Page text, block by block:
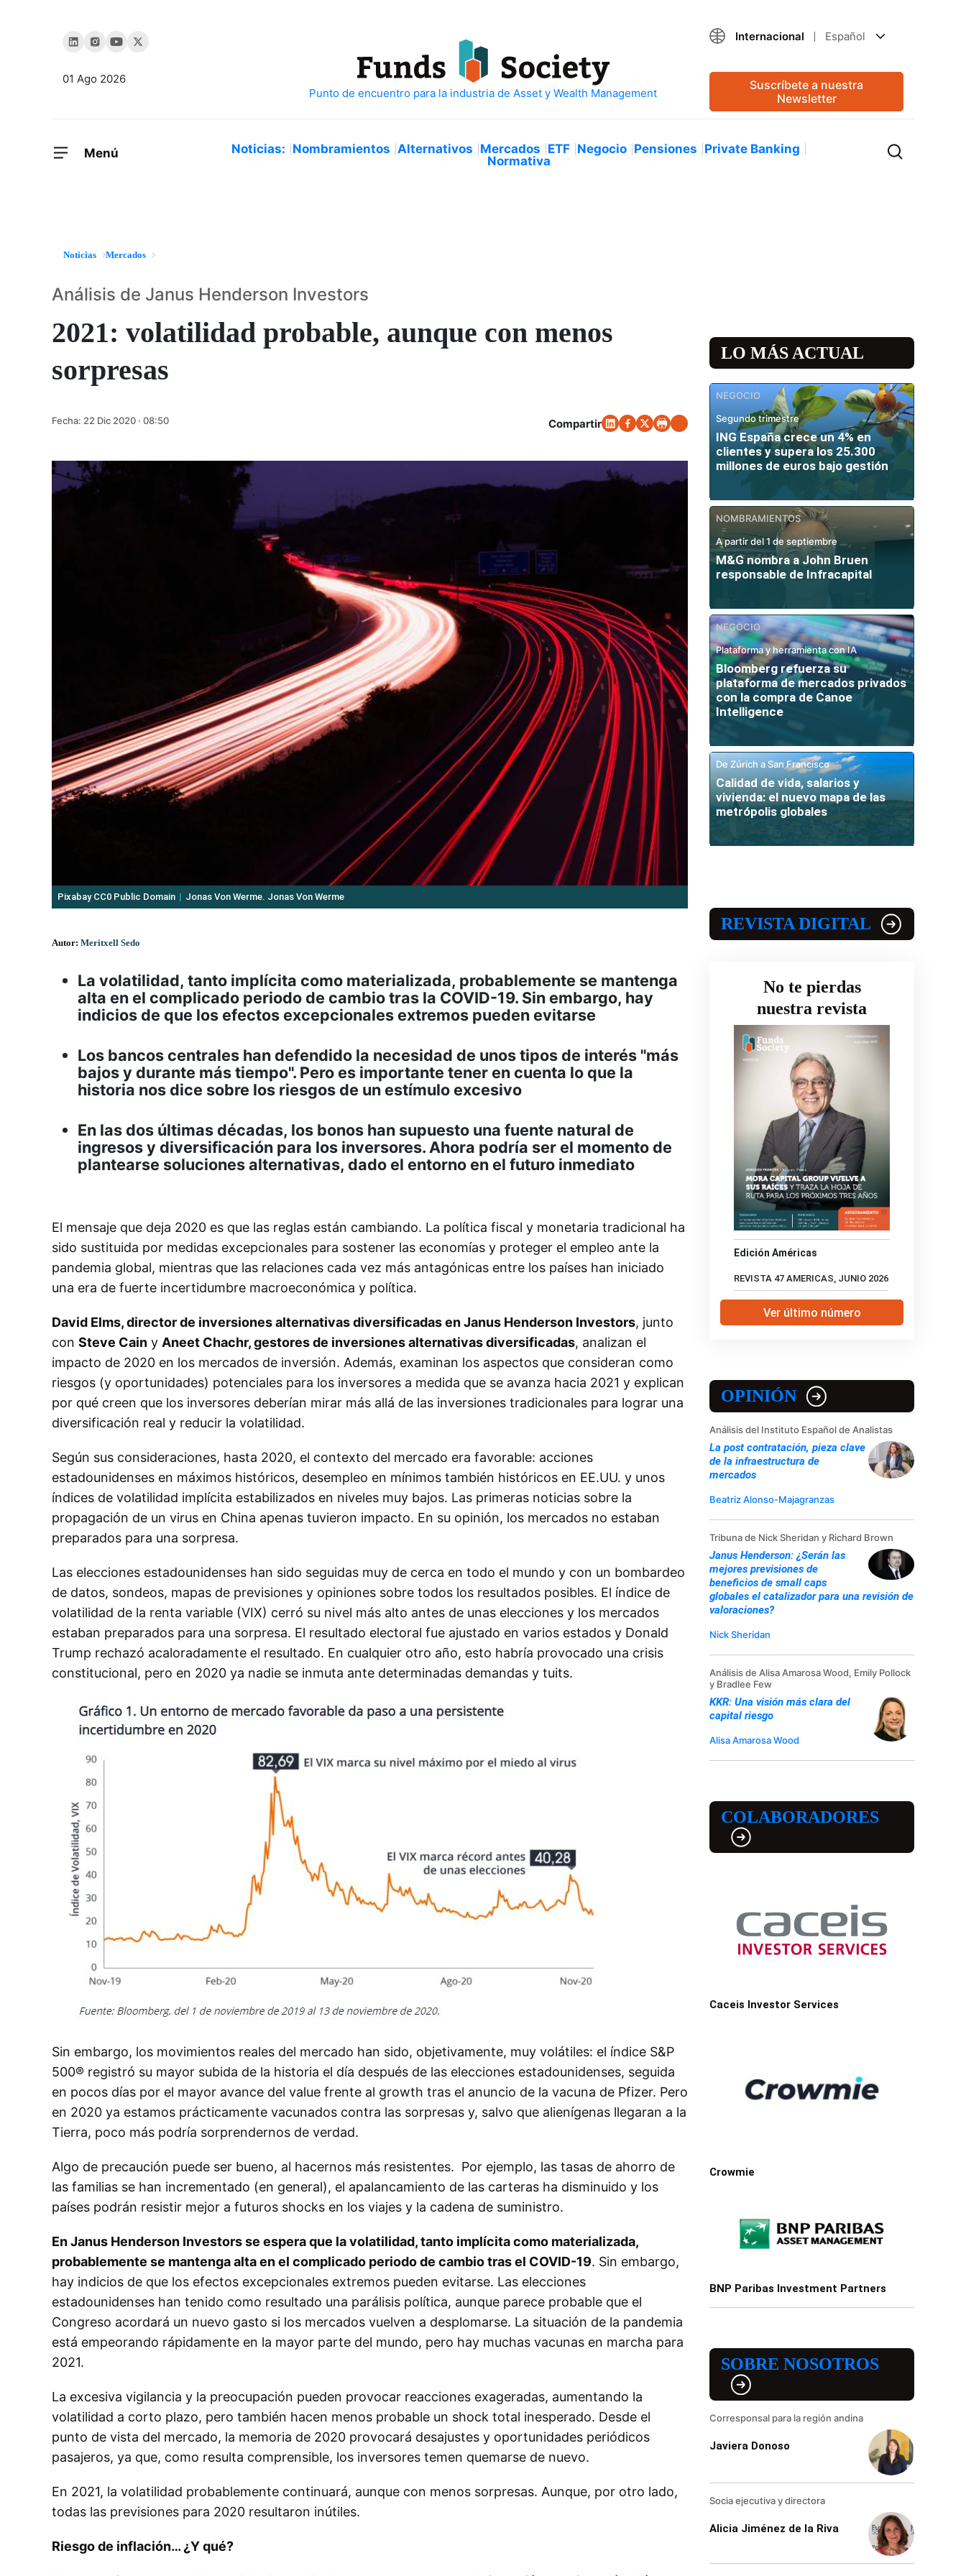
01 Ago 2026
Internacional Español
Suscríbete a nuestra
Newsletter
Menú Noticias: Nombramientos Alternativos Mercados ETF Negocio Pensiones Private Banking
Normativa
Noticias Mercados
2021: volatilidad probable, aunque con menos
sorpresas
Análisis de Janus Henderson Investors
Fecha: 22 Dic 2020 · 08:50 Compartir
Pixabay CC0 Public Domain Jonas Von Werme. Jonas Von Werme
Autor: Meritxell Sedo
La volatilidad, tanto implícita como materializada, probablemente se mantenga
alta en el complicado periodo de cambio tras la COVID-19. Sin embargo, hay
indicios de que los efectos excepcionales extremos pueden evitarse
Los bancos centrales han defendido la necesidad de unos tipos de interés "más
bajos y durante más tiempo". Pero es importante tener en cuenta lo que la
historia nos dice sobre los riesgos de un estímulo excesivo
En las dos últimas décadas, los bonos han supuesto una fuente natural de
ingresos y diversificación para los inversores. Ahora podría ser el momento de
plantearse soluciones alternativas, dado el entorno en el futuro inmediato
El mensaje que deja 2020 es que las reglas están cambiando. La política fiscal y monetaria tradicional ha
sido sustituida por medidas excepcionales para sostener las economías y proteger el empleo ante la
pandemia global, mientras que las relaciones cada vez más antagónicas entre los países han iniciado
una era de fuerte incertidumbre macroeconómica y política.
David Elms, director de inversiones alternativas diversificadas en Janus Henderson Investors, junto
con Steve Cain y Aneet Chachr, gestores de inversiones alternativas diversificadas, analizan el
impacto de 2020 en los mercados de inversión. Además, examinan los aspectos que consideran como
riesgos (y oportunidades) potenciales para los inversores a medida que se avanza hacia 2021 y explican
por qué creen que los inversores deberían mirar más allá de las inversiones tradicionales para lograr una
diversificación real y reducir la volatilidad.
Según sus consideraciones, hasta 2020, el contexto del mercado era favorable: acciones
estadounidenses en máximos históricos, desempleo en mínimos también históricos en EE.UU. y unos
índices de volatilidad implícita estabilizados en niveles muy bajos. Las primeras noticias sobre la
propagación de un virus en China apenas tuvieron impacto. En su opinión, los mercados no estaban
preparados para una sorpresa.
Las elecciones estadounidenses han sido seguidas muy de cerca en todo el mundo y con un bombardeo
de datos, sondeos, mapas de previsiones y opiniones sobre todos los resultados posibles. El índice de
volatilidad de la renta variable (VIX) cerró su nivel más alto antes de unas elecciones y los mercados
estaban preparados para una sorpresa. El resultado electoral fue ajustado en varios estados y Donald
Trump rechazó acaloradamente el resultado. En cualquier otro año, esto habría provocado una crisis
constitucional, pero en 2020 ya nadie se inmuta ante determinadas demandas y tuits.
Sin embargo, los movimientos reales del mercado han sido, objetivamente, muy volátiles: el índice S&P
500® registró su mayor subida de la historia el día después de las elecciones estadounidenses, seguida
en pocos días por el mayor avance del value frente al growth tras el anuncio de la vacuna de Pfizer. Pero
en 2020 ya estamos prácticamente vacunados contra las sorpresas y, salvo que alienígenas llegaran a la
Tierra, poco más podría sorprendernos de verdad.
Algo de precaución puede ser bueno, al hacernos más resistentes. Por ejemplo, las tasas de ahorro de
las familias se han incrementado (en general), el apalancamiento de las carteras ha disminuido y los
países podrán resistir mejor a futuros shocks en los viajes y la cadena de suministro.
En Janus Henderson Investors se espera que la volatilidad, tanto implícita como materializada,
probablemente se mantenga alta en el complicado periodo de cambio tras el COVID-19. Sin embargo,
hay indicios de que los efectos excepcionales extremos pueden evitarse. Las elecciones
estadounidenses han tenido como resultado una parálisis política, aunque parece probable que el
Congreso acordará un nuevo gasto si los mercados vuelven a desplomarse. La situación de la pandemia
está empeorando rápidamente en la mayor parte del mundo, pero hay muchas vacunas en marcha para
2021.
La excesiva vigilancia y la preocupación pueden provocar reacciones exageradas, aumentando la
volatilidad a corto plazo, pero también hacen menos probable un shock total inesperado. Desde el
punto de vista del mercado, la memoria de 2020 provocará desajustes y oportunidades periódicos
pasajeros, ya que, como resulta comprensible, los inversores temen quemarse de nuevo.
En 2021, la volatilidad probablemente continuará, aunque con menos sorpresas. Aunque, por otro lado,
todas las previsiones para 2020 resultaron inútiles.
Riesgo de inflación… ¿Y qué?
LO MÁS ACTUAL
NEGOCIO
Segundo trimestre
ING España crece un 4% en
clientes y supera los 25.300
millones de euros bajo gestión
NOMBRAMIENTOS
A partir del 1 de septiembre
M&G nombra a John Bruen
responsable de Infracapital
NEGOCIO
Plataforma y herramienta con IA
Bloomberg refuerza su
plataforma de mercados privados
con la compra de Canoe
Intelligence
De Zúrich a San Francisco
Calidad de vida, salarios y
vivienda: el nuevo mapa de las
metrópolis globales
REVISTA DIGITAL
No te pierdas
nuestra revista
Edición Américas
REVISTA 47 AMERICAS, JUNIO 2026
Ver último número
OPINIÓN
Análisis del Instituto Español de Analistas
La post contratación, pieza clave
de la infraestructura de
mercados
Beatriz Alonso-Majagranzas
Tribuna de Nick Sheridan y Richard Brown
Janus Henderson: ¿Serán las
mejores previsiones de
beneficios de small caps
globales el catalizador para una revisión de
valoraciones?
Nick Sheridan
Análisis de Alisa Amarosa Wood, Emily Pollock
y Bradlee Few
KKR: Una visión más clara del
capital riesgo
Alisa Amarosa Wood
COLABORADORES
Caceis Investor Services
Crowmie
BNP Paribas Investment Partners
SOBRE NOSOTROS
Corresponsal para la región andina
Javiera Donoso
Socia ejecutiva y directora
Alicia Jiménez de la Riva